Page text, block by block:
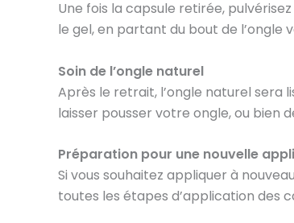
Une fois la capsule retirée,
le gel, en partant du bout de l’ongle
Soin de l’ongle naturel
Après le retrait, l’ongle naturel sera
laisser pousser votre ongle, ou bien
Préparation pour une nouvelle
Si vous souhaitez appliquer à
toutes les étapes d’application des